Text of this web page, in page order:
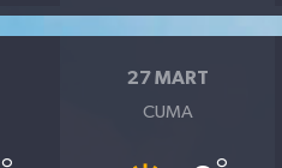
27 MART
CUMA